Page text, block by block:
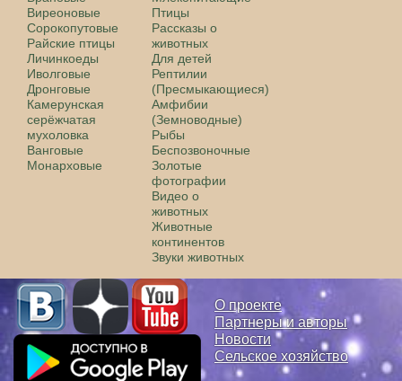
Виреоновые
Сорокопутовые
Райские птицы
Личинкоеды
Иволговые
Дронговые
Камерунская
серёжчатая
мухоловка
Ванговые
Монарховые
Птицы
Рассказы о
животных
Для детей
Рептилии
(Пресмыкающиеся)
Амфибии
(Земноводные)
Рыбы
Беспозвоночные
Золотые
фотографии
Видео о
животных
Животные
континентов
Звуки животных
О проекте
Партнеры и авторы
Новости
Сельское хозяйство